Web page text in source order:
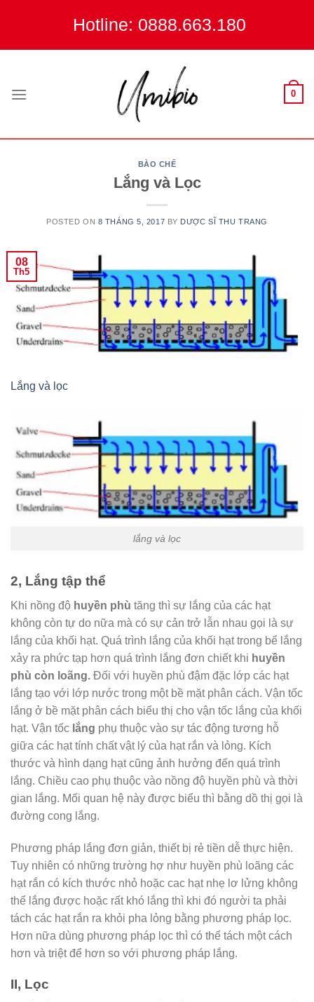
Hotline: 0888.663.180
0
BÀO CHẾ
Lắng và Lọc
POSTED ON 8 THÁNG 5, 2017 BY DƯỢC SĨ THU TRANG
08
Th5
Lắng và lọc
lắng và lọc
2, Lắng tập thể
Khi nồng độ huyền phù tăng thì sự lắng của các hạt
không còn tự do nữa mà có sự cản trở lẫn nhau gọi là sự
lắng của khối hạt. Quá trình lắng của khối hạt trong bể lắng
xảy ra phức tạp hơn quá trình lắng đơn chiết khi huyền
phù còn loãng. Đối với huyền phù đậm đặc lớp các hạt
lắng tạo với lớp nước trong một bề mặt phân cách. Vận tốc
lắng ở bề mặt phân cách biểu thị cho vận tốc lắng của khối
hạt. Vận tốc lắng phụ thuộc vào sự tác động tương hỗ
giữa các hạt tính chất vật lý của hạt rắn và lỏng. Kích
thước và hình dạng hạt cũng ảnh hưởng đến quá trình
lắng. Chiều cao phụ thuộc vào nồng độ huyền phù và thời
gian lắng. Mối quan hệ này được biểu thì bằng dồ thị gọi là
đường cong lắng.
Phương pháp lắng đơn giản, thiết bị rẻ tiền dễ thực hiện.
Tuy nhiên có những trường hợ như huyền phù loãng các
hạt rắn có kích thước nhỏ hoặc cac hạt nhẹ lơ lửng không
thể lắng được hoặc rất khó lắng thì khi đó người ta phải
tách các hạt rắn ra khỏi pha lỏng bằng phương pháp lọc.
Hơn nữa dùng phương pháp lọc thì có thể tách một cách
hơn và triệt để hơn so với phương pháp lắng.
II, Lọc